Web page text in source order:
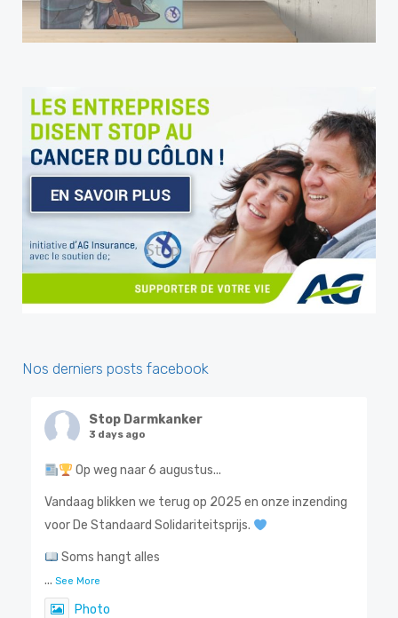
Nos derniers posts facebook
Stop Darmkanker
3 days ago
Op weg naar 6 augustus...
Vandaag blikken we terug op 2025 en onze inzending
voor De Standaard Solidariteitsprijs.
Soms hangt alles
... See More
Photo